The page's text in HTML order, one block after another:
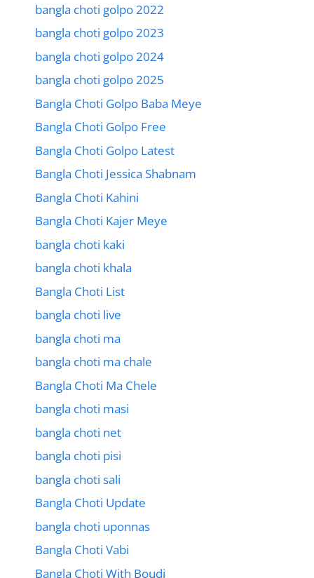
bangla choti golpo 2022
bangla choti golpo 2023
bangla choti golpo 2024
bangla choti golpo 2025
Bangla Choti Golpo Baba Meye
Bangla Choti Golpo Free
Bangla Choti Golpo Latest
Bangla Choti Jessica Shabnam
Bangla Choti Kahini
Bangla Choti Kajer Meye
bangla choti kaki
bangla choti khala
Bangla Choti List
bangla choti live
bangla choti ma
bangla choti ma chale
Bangla Choti Ma Chele
bangla choti masi
bangla choti net
bangla choti pisi
bangla choti sali
Bangla Choti Update
bangla choti uponnas
Bangla Choti Vabi
Bangla Choti With Boudi